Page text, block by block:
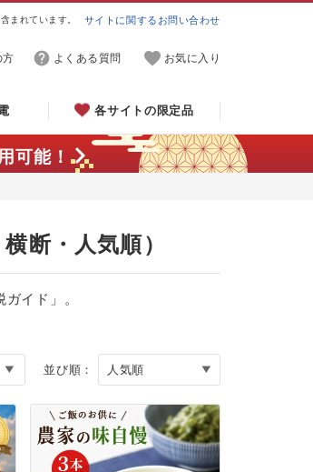
まれています。 サイトに関するお問い合わせ
よくある質問 お気に入り
各サイトの限定品
可能！
断・人気順）
イド」。
並び順：